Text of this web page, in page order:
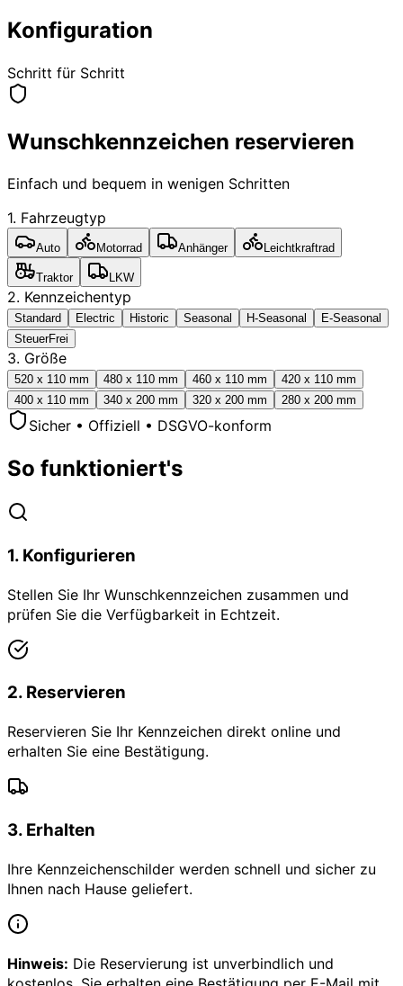
Konfiguration
Schritt für Schritt
Wunschkennzeichen reservieren
Einfach und bequem in wenigen Schritten
1. Fahrzeugtyp
Auto Motorrad Anhänger Leichtkraftrad
Traktor LKW
2. Kennzeichentyp
Standard Electric Historic Seasonal H-Seasonal
E-Seasonal
SteuerFrei
3. Größe
520 x 110 mm 480 x 110 mm 460 x 110 mm
420 x 110 mm
400 x 110 mm
340 x 200 mm 320 x 200 mm 280 x 200 mm
Sicher • Offiziell • DSGVO-konform
So funktioniert's
1. Konfigurieren
Stellen Sie Ihr Wunschkennzeichen zusammen und
prüfen Sie die Verfügbarkeit in Echtzeit.
2. Reservieren
Reservieren Sie Ihr Kennzeichen direkt online und
erhalten Sie eine Bestätigung.
3. Erhalten
Ihre Kennzeichenschilder werden schnell und sicher zu
Ihnen nach Hause geliefert.
Hinweis: Die Reservierung ist unverbindlich und